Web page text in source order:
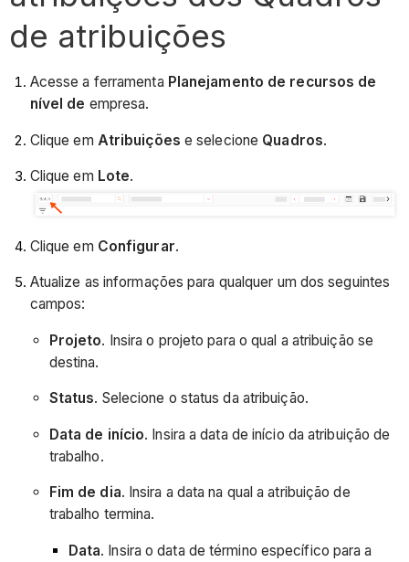
de atribuições
Acesse a ferramenta Planejamento de recursos de
nível de empresa.
Clique em Atribuições e selecione Quadros.
Clique em Lote.
Clique em Configurar.
Atualize as informações para qualquer um dos seguintes
campos:
Projeto. Insira o projeto para o qual a atribuição se
destina.
Status. Selecione o status da atribuição.
Data de início. Insira a data de início da atribuição de
trabalho.
Fim de dia. Insira a data na qual a atribuição de
trabalho termina.
Data. Insira o data de término específico para a